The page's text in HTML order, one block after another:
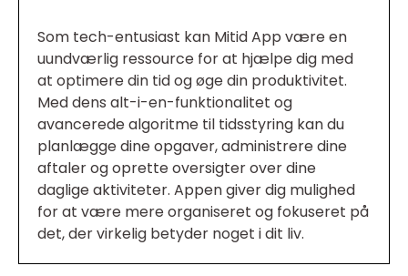
Som tech-entusiast kan Mitid App være en
uundværlig ressource for at hjælpe dig med
at optimere din tid og øge din produktivitet.
Med dens alt-i-en-funktionalitet og
avancerede algoritme til tidsstyring kan du
planlægge dine opgaver, administrere dine
aftaler og oprette oversigter over dine
daglige aktiviteter. Appen giver dig mulighed
for at være mere organiseret og fokuseret på
det, der virkelig betyder noget i dit liv.